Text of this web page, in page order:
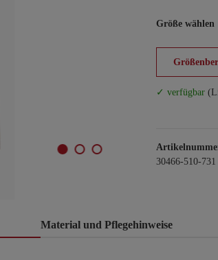
Größe wählen
✓ verfügbar
30466-510-731
Material und Pflegehinweise